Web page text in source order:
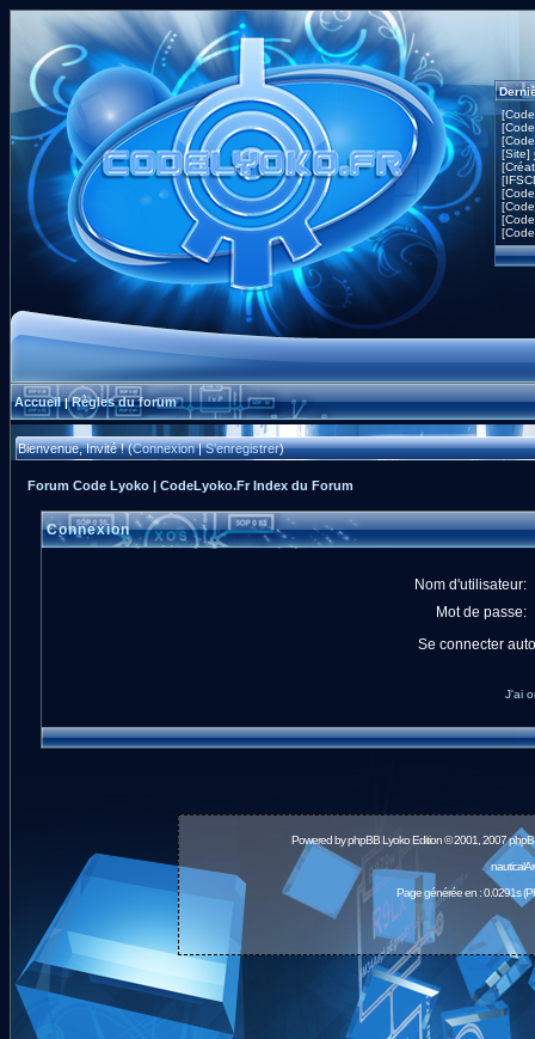
[Site]
Accueil|Règles du forum
Bienvenue, Invité ! (Connexion|S'enregistrer)
Forum Code Lyoko | CodeLyoko.Fr Index du Forum
Connexion
Nom d'utilisateur:
Mot de passe:
Se connecter
J'ai
Powered byphpBBLyoko Edition © 2001, 2007
Page générée en : 0.0291s